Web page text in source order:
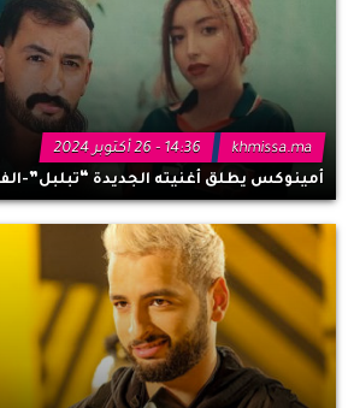
khmissa.ma
14:36 - 26 أكتوبر 2024
أمينوكس يطلق أغنيته الجديدة “تبلبل”-